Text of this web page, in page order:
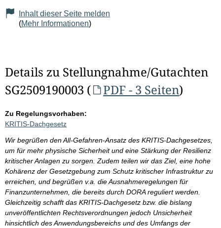
Inhalt dieser Seite melden
(Mehr Informationen)
Details zu Stellungnahme/Gutachten
SG2509190003 (
PDF - 3 Seiten)
Zu Regelungsvorhaben:
KRITIS-Dachgesetz
Wir begrüßen den All-Gefahren-Ansatz des KRITIS-Dachgesetzes,
um für mehr physische Sicherheit und eine Stärkung der Resilienz
kritischer Anlagen zu sorgen. Zudem teilen wir das Ziel, eine hohe
Kohärenz der Gesetzgebung zum Schutz kritischer Infrastruktur zu
erreichen, und begrüßen v.a. die Ausnahmeregelungen für
Finanzunternehmen, die bereits durch DORA reguliert werden.
Gleichzeitig schafft das KRITIS-Dachgesetz bzw. die bislang
unveröffentlichten Rechtsverordnungen jedoch Unsicherheit
hinsichtlich des Anwendungsbereichs und des Umfangs der